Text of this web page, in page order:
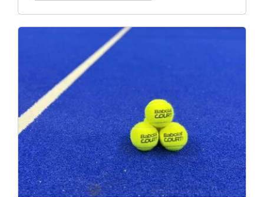
Pointpakker
Få rabat med vores Pointpakker